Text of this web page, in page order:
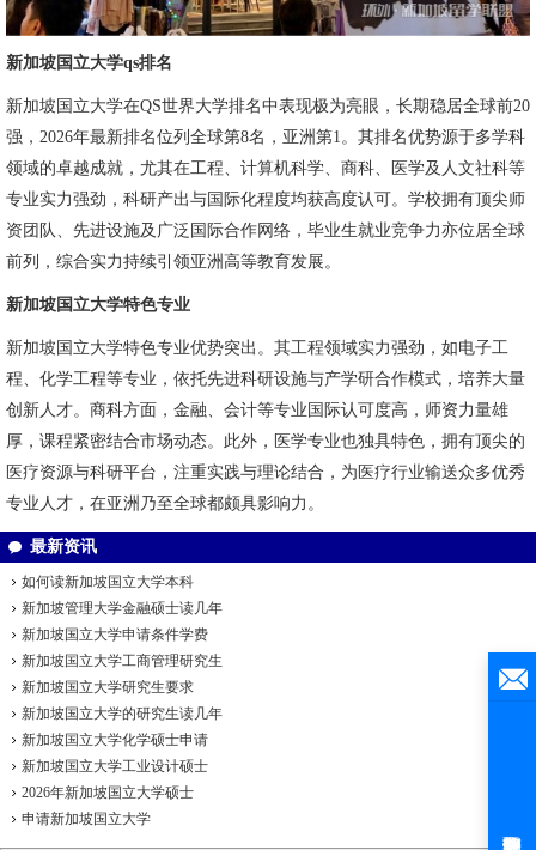
新加坡国立大学qs排名
新加坡国立大学在QS世界大学排名中表现极为亮眼，长期稳居全球前20
强，2026年最新排名位列全球第8名，亚洲第1。其排名优势源于多学科
领域的卓越成就，尤其在工程、计算机科学、商科、医学及人文社科等
专业实力强劲，科研产出与国际化程度均获高度认可。学校拥有顶尖师
资团队、先进设施及广泛国际合作网络，毕业生就业竞争力亦位居全球
前列，综合实力持续引领亚洲高等教育发展。
新加坡国立大学特色专业
新加坡国立大学特色专业优势突出。其工程领域实力强劲，如电子工
程、化学工程等专业，依托先进科研设施与产学研合作模式，培养大量
创新人才。商科方面，金融、会计等专业国际认可度高，师资力量雄
厚，课程紧密结合市场动态。此外，医学专业也独具特色，拥有顶尖的
医疗资源与科研平台，注重实践与理论结合，为医疗行业输送众多优秀
专业人才，在亚洲乃至全球都颇具影响力。
最新资讯
如何读新加坡国立大学本科
新加坡管理大学金融硕士读几年
新加坡国立大学申请条件学费
新加坡国立大学工商管理研究生
新加坡国立大学研究生要求
新加坡国立大学的研究生读几年
新加坡国立大学化学硕士申请
新加坡国立大学工业设计硕士
2026年新加坡国立大学硕士
申请新加坡国立大学